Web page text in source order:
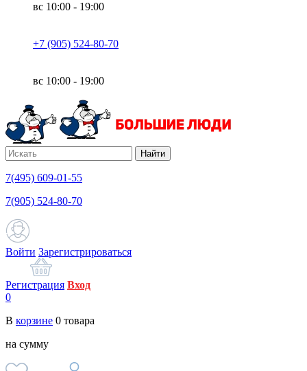
вс 10:00 - 19:00
+7 (905) 524-80-70
вс 10:00 - 19:00
Найти
7(495) 609-01-55
7(905) 524-80-70
Войти Зарегистрироваться
Регистрация Вход
0
В корзине 0 товара
на сумму